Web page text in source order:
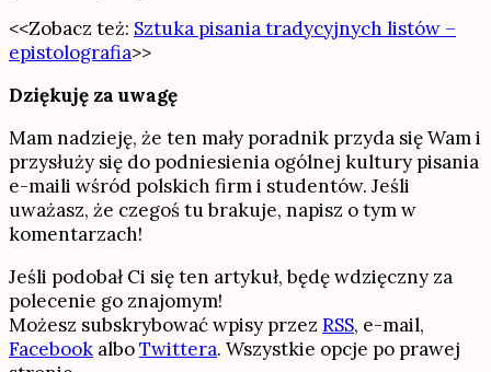
<<Zobacz też: Sztuka pisania tradycyjnych listów –
epistolografia>>
Dziękuję za uwagę
Mam nadzieję, że ten mały poradnik przyda się Wam i
przysłuży się do podniesienia ogólnej kultury pisania
e-maili wśród polskich firm i studentów. Jeśli
uważasz, że czegoś tu brakuje, napisz o tym w
komentarzach!
Jeśli podobał Ci się ten artykuł, będę wdzięczny za
polecenie go znajomym!
Możesz subskrybować wpisy przez RSS, e-mail,
Facebook alboTwittera. Wszystkie opcje po prawej